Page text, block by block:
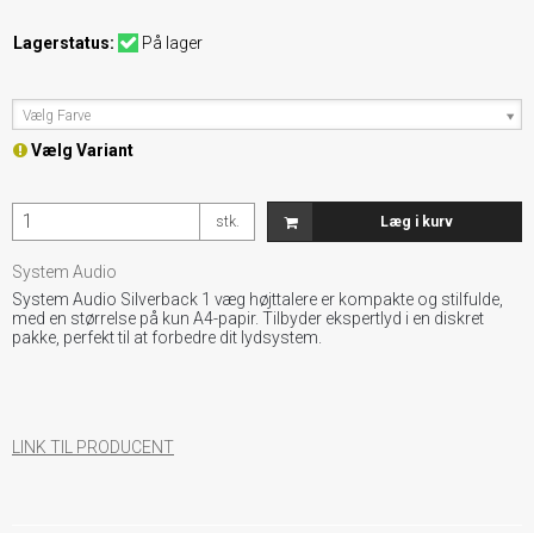
Lagerstatus: På lager
Vælg Farve
Vælg Variant
stk. Læg i kurv
System Audio
System Audio Silverback 1 væg højttalere er kompakte og stilfulde,
med en størrelse på kun A4-papir. Tilbyder ekspertlyd i en diskret
pakke, perfekt til at forbedre dit lydsystem.
LINK TIL PRODUCENT